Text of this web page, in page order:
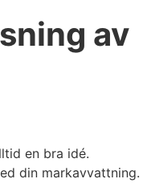
av
en bra idé.
din markavvattning.